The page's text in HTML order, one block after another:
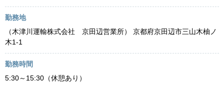
勤務地
（木津川運輸株式会社 京田辺営業所） 京都府京田辺市三山木柚ノ
木1-1
勤務時間
5:30～15:30（休憩あり）